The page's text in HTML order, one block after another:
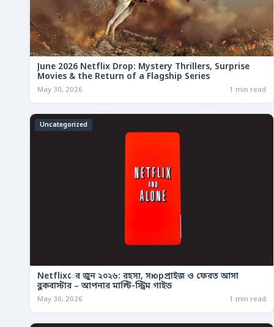
June 2026 Netflix Drop: Mystery Thrillers, Surprise
Movies & the Return of a Flagship Series
May 30, 2026 1 min read
Uncategorized
Netflixের জুন ২০২৬: রহস্য, সюрপ্রাইজ ও ফেরত আসা
ব্লকবাস্টার – আপনার মাল্টি‑স্ট্রিম গাইড
May 30, 2026 1 min read